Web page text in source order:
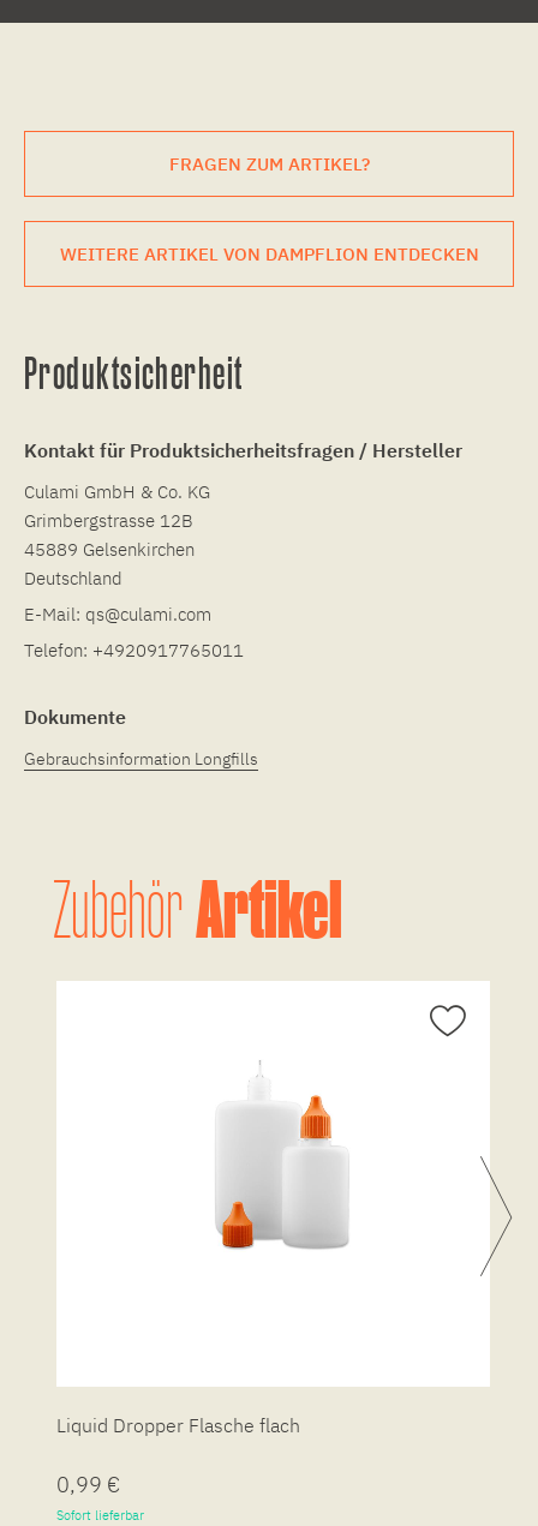
FRAGEN ZUM ARTIKEL?
WEITERE ARTIKEL VON DAMPFLION ENTDECKEN
Produktsicherheit
Kontakt für Produktsicherheitsfragen / Hersteller
Culami GmbH & Co. KG
Grimbergstrasse 12B
45889 Gelsenkirchen
Deutschland
E-Mail: qs@culami.com
Telefon: +4920917765011
Dokumente
Gebrauchsinformation Longfills
ZubehörArtikel
Liquid Dropper Flasche flach
0,99 €
Sofort lieferbar